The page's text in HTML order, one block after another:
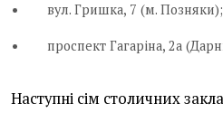
вул. Гришка, 7 (м. Позняки);
проспект Гагаріна, 2а
Наступні сім столичних